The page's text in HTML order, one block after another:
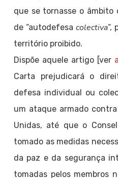
que se tornasse o âmbito
de “autodefesa colectiva“,
território proibido.
Dispõe aquele artigo [ver
Carta prejudicará o
defesa individual ou
um ataque armado
Unidas, até que o
tomado as medidas
da paz e da segurança
tomadas pelos membros